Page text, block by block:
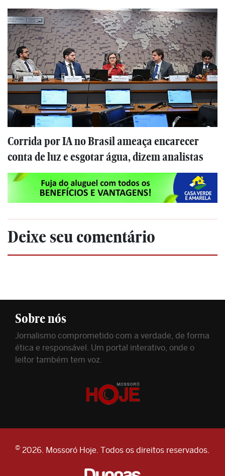
Corrida por IA no Brasil ameaça encarecer
conta de luz e esgotar água, dizem analistas
Deixe seu comentário
Sobre nós
Jornalismo comprometido com a verdade, de forma
ética e responsável. Um portal interativo, onde o
leitor também tem voz.
© 2026. Mossoró Hoje. Todos os direitos reservados.